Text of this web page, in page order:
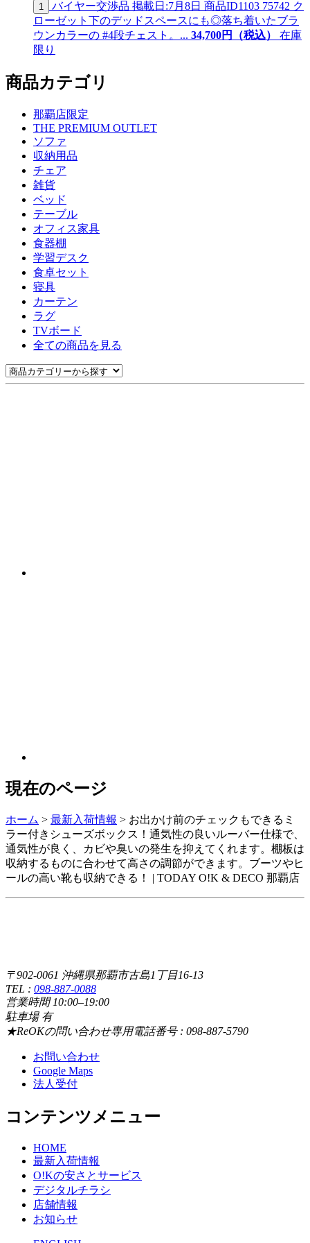
1 バイヤー交渉品 掲載日:7月8日 商品ID1103 75742 ク
ローゼット下のデッドスペースにも◎落ち着いたブラ
ウンカラーの #4段チェスト。... 34,700円（税込）
在庫
限り
商品カテゴリ
那覇店限定
THE PREMIUM OUTLET
ソファ
収納用品
チェア
雑貨
ベッド
テーブル
オフィス家具
食器棚
学習デスク
食卓セット
寝具
カーテン
ラグ
TVボード
全ての商品を見る
現在のページ
ホーム > 最新入荷情報 > お出かけ前のチェックもできるミ
ラー付きシューズボックス！通気性の良いルーバー仕様で、
通気性が良く、カビや臭いの発生を抑えてくれます。棚板は
収納するものに合わせて高さの調節ができます。ブーツやヒ
ールの高い靴も収納できる！ | TODAY O!K & DECO 那覇店
〒902-0061 沖縄県那覇市古島1丁目16-13
TEL : 098-887-0088
営業時間 10:00–19:00
駐車場 有
★ReOKの問い合わせ専用電話番号 : 098-887-5790
お問い合わせ
Google Maps
法人受付
コンテンツメニュー
HOME
最新入荷情報
O!Kの安さとサービス
デジタルチラシ
店舗情報
お知らせ